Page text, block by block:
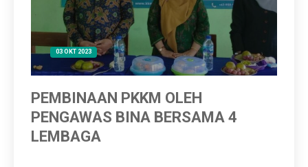
03 OKT 2023
PEMBINAAN PKKM OLEH
PENGAWAS BINA BERSAMA 4
LEMBAGA